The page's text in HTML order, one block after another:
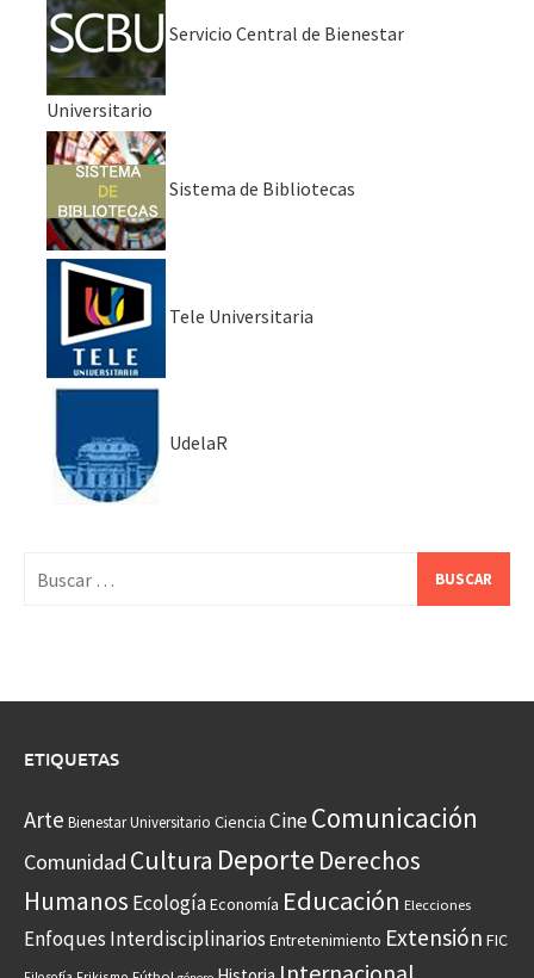
Servicio Central de Bienestar
Universitario
Sistema de Bibliotecas
Tele Universitaria
UdelaR
ETIQUETAS
Arte Bienestar Universitario Ciencia CineComunicación
Comunidad Cultura Deporte Derechos
Humanos EcologíaEconomía Educación Elecciones
Enfoques Interdisciplinarios Entretenimiento Extensión FIC